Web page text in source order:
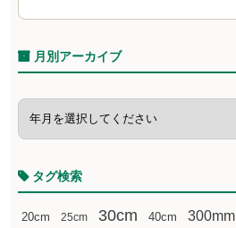
月別アーカイブ
タグ検索
20cm 25cm 30cm 40cm 300mm